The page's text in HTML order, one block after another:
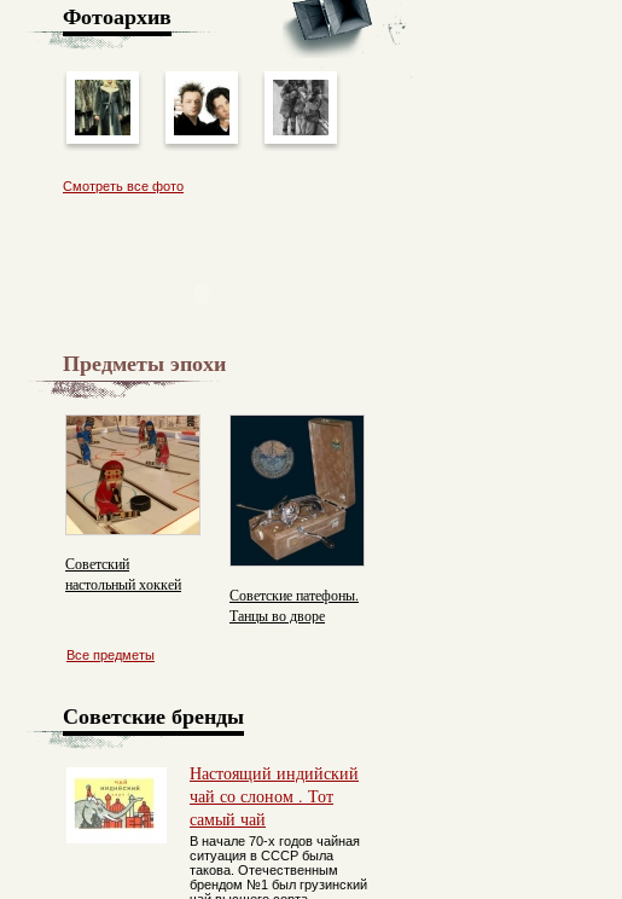
Фотоархив
Смотреть все фото
Предметы эпохи
Советский
настольный хоккей
Советские патефоны.
Танцы во дворе
Все предметы
Советские бренды
Настоящий индийский
чай со слоном . Тот
самый чай
В начале 70-х годов чайная
ситуация в СССР была
такова. Отечественным
брендом №1 был грузинский